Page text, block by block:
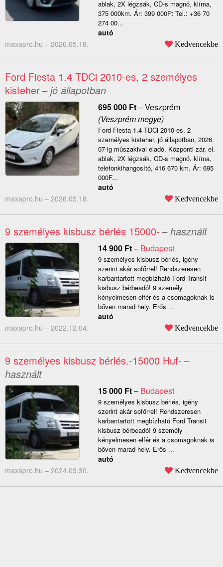
ablak, 2X légzsák, CD-s magnó, klíma,
375 000km. Ár: 399 000Ft Tel.: +36 70
274 00...
autó
maxapro.hu – 2026.05.18. Kedvencekbe
Ford Fiesta 1.4 TDCi 2010-es, 2 személyes
kisteher– jó állapotban
695 000 Ft–Veszprém
(Veszprém megye)
Ford Fiesta 1.4 TDCi 2010-es, 2
személyes kisteher, jó állapotban, 2026.
07-ig műszakival eladó. Központi zár, el.
ablak, 2X légzsák, CD-s magnó, klíma,
telefonkihangosító, 416 670 km. Ár: 695
000F...
autó
maxapro.hu – 2026.05.18. Kedvencekbe
9 személyes kisbusz bérlés 15000-– használt
14 900 Ft– Budapest
9 személyes kisbusz bérlés, igény
szerint akár sofőrrel! Rendszeresen
karbantartott megbízható Ford Transit
kisbusz bérbeadó! 9 személy
kényelmesen elfér és a csomagoknak is
bőven marad hely. Erős ...
autó
maxapro.hu – 2022.12.04. Kedvencekbe
9 személyes kisbusz bérlés.-15000 Huf-–
használt
15 000 Ft– Budapest
9 személyes kisbusz bérlés, igény
szerint akár sofőrrel! Rendszeresen
karbantartott megbízható Ford Transit
kisbusz bérbeadó! 9 személy
kényelmesen elfér és a csomagoknak is
bőven marad hely. Erős ...
autó
maxapro.hu – 2024.09.30. Kedvencekbe